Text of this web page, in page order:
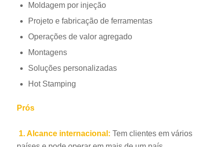
Moldagem por injeção
Projeto e fabricação de ferramentas
Operações de valor agregado
Montagens
Soluções personalizadas
Hot Stamping
Prós
1. Alcance internacional: Tem clientes em vários